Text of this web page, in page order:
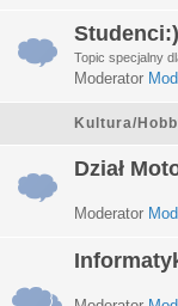
Studenci:)
Topic specjalny
Moderator
Kultura/
Dział
Moderator